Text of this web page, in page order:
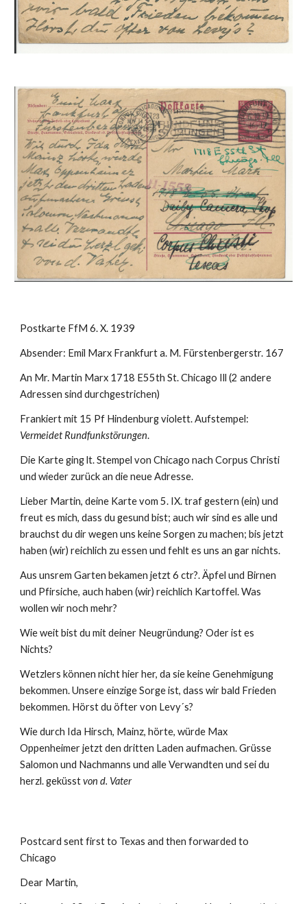
Postkarte FfM 6. X. 1939
Absender: Emil Marx Frankfurt a. M. Fürstenbergerstr. 167
An Mr. Martin Marx 1718 E55th St. Chicago Ill (2 andere
Adressen sind durchgestrichen)
Vermeidet Rundfunkstörungen.
Die Karte ging lt. Stempel von Chicago nach Corpus Christi
und wieder zurück an die neue Adresse.
Lieber Martin, deine Karte vom 5. IX. traf gestern (ein) und
freut es mich, dass du gesund bist; auch wir sind es alle und
brauchst du dir wegen uns keine Sorgen zu machen; bis jetzt
haben (wir) reichlich zu essen und fehlt es uns an gar nichts.
Aus unsrem Garten bekamen jetzt 6 ctr?. Äpfel und Birnen
und Pfirsiche, auch haben (wir) reichlich Kartoffel. Was
wollen wir noch mehr?
Wie weit bist du mit deiner Neugründung? Oder ist es
Nichts?
Wetzlers können nicht hier her, da sie keine Genehmigung
bekommen. Unsere einzige Sorge ist, dass wir bald Frieden
bekommen. Hörst du öfter von Levy´s?
Wie durch Ida Hirsch, Mainz, hörte, würde Max
Oppenheimer jetzt den dritten Laden aufmachen. Grüsse
Salomon und Nachmanns und alle Verwandten und sei du
herzl. geküsst von d. Vater
Postcard sent first to Texas and then forwarded to
Chicago
Dear Martin,